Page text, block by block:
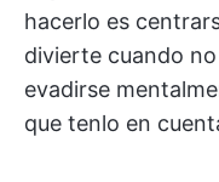
hacerlo es
divierte cuando
evadirse
que tenlo en